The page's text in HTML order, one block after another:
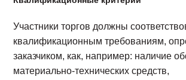
Участники торгов должны
квалификационным требованиям,
заказчиком, как, например: наличие
материально-технических средств,